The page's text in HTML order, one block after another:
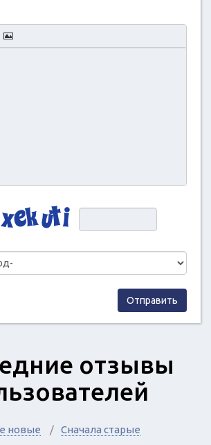
Отправить
отзывы
новые Сначала старые